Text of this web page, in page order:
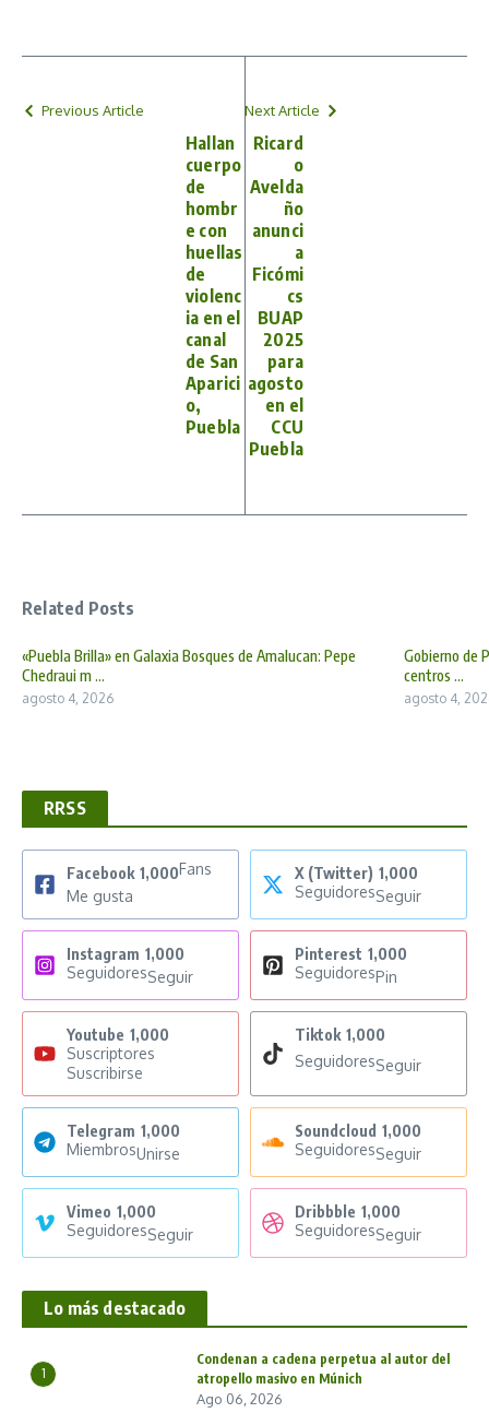
Previous Article
Hallan
cuerpo
de
hombr
e con
huellas
de
violenc
ia en el
canal
de San
Aparici
o,
Puebla
Next Article
Ricard
o
Avelda
ño
anunci
a
Ficómi
cs
BUAP
2025
para
agosto
en el
CCU
Puebla
Related Posts
«Puebla Brilla» en Galaxia Bosques de Amalucan: Pepe
Chedraui m ...
agosto 4, 2026
Gobierno de
centros ...
agosto 4,
RRSS
Facebook 1,000Fans
Me gusta
X (Twitter) 1,000
SeguidoresSeguir
Instagram 1,000
SeguidoresSeguir
Pinterest 1,000
SeguidoresPin
Youtube 1,000
Suscriptores
Suscribirse
Tiktok 1,000
SeguidoresSeguir
Telegram 1,000
MiembrosUnirse
Soundcloud 1,000
SeguidoresSeguir
Vimeo 1,000
SeguidoresSeguir
Dribbble 1,000
SeguidoresSeguir
Lo más destacado
1
Condenan a cadena perpetua al autor del
atropello masivo en Múnich
Ago 06, 2026